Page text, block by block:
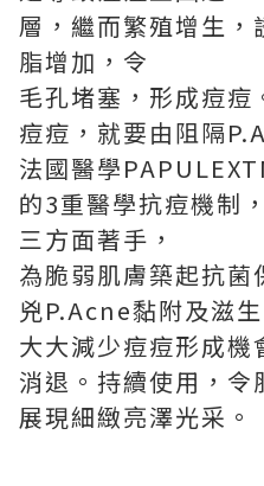
層，繼而繁殖增生，
脂增加，令
毛孔堵塞，形成痘
痘痘，就要由阻隔
法國醫學
的3重醫學抗痘機制
三方面著手，
為脆弱肌膚築起抗菌
兇P.Acne黏附及滋生
大大減少痘痘形成
消退。持續使用，令
展現細緻亮澤光采。